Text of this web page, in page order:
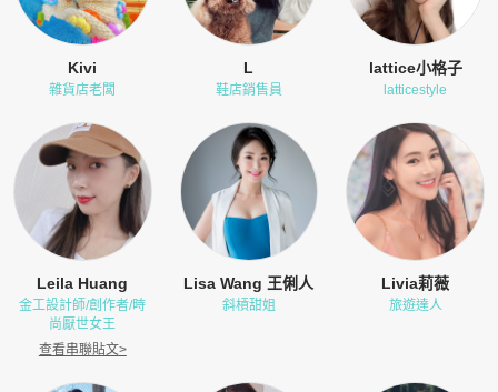
Kivi
雜貨店老闆
L
鞋店銷售員
lattice小格子
latticestyle
Leila Huang
金工設計師/創作者/時
尚厭世女王
查看串聯貼文>
Lisa Wang 王俐人
斜槓甜姐
Livia莉薇
旅遊達人